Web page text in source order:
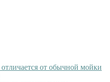
от обычной мойки